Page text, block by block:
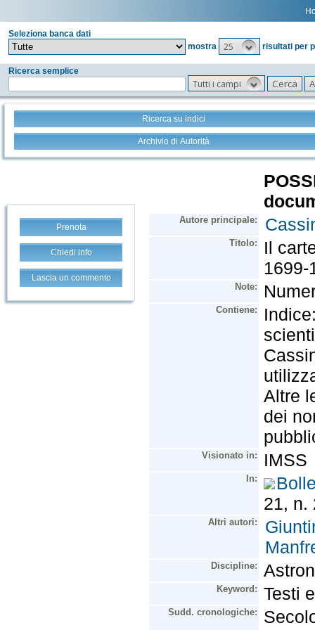
Seleziona banca dati
mostra
25 risultati per
Ricerca semplice
Tutti i campi
Ricerca su indici
Archivio di Autorità
Prenota
Chiedi info
Lascia un commento